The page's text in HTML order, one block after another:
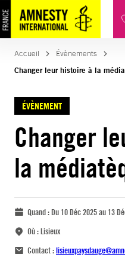
Accueil
Évènements
Changer leur histoire à la
ÉVÈNEMENT
Changer
la
Quand :Du 10 Déc 2025 au 13
Où :Lisieux
Contact :